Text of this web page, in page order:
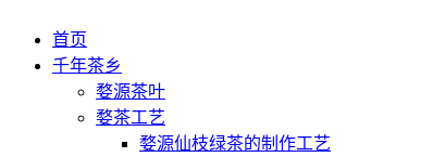
首页
千年茶乡
婺源茶叶
婺茶工艺
婺源仙枝绿茶的制作工艺